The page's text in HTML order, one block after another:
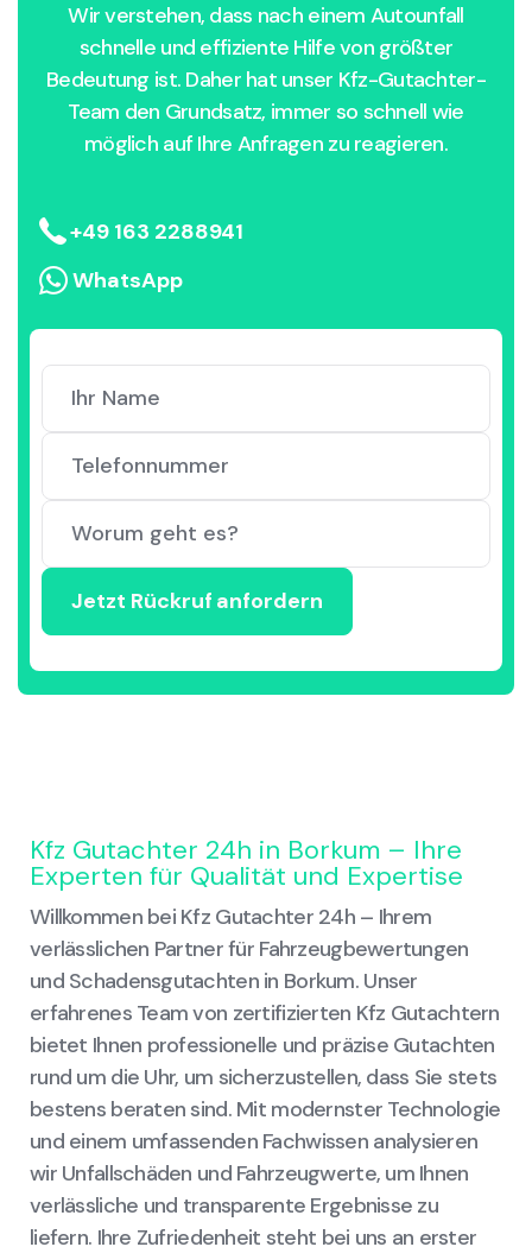
Wir verstehen, dass nach einem Autounfall
schnelle und effiziente Hilfe von größter
Bedeutung ist. Daher hat unser Kfz-Gutachter-
Team den Grundsatz, immer so schnell wie
möglich auf Ihre Anfragen zu reagieren.
+49 163 2288941
WhatsApp
Kfz Gutachter 24h in Borkum – Ihre
Experten für Qualität und Expertise
Willkommen bei Kfz Gutachter 24h – Ihrem
verlässlichen Partner für Fahrzeugbewertungen
und Schadensgutachten in Borkum. Unser
erfahrenes Team von zertifizierten Kfz Gutachtern
bietet Ihnen professionelle und präzise Gutachten
rund um die Uhr, um sicherzustellen, dass Sie stets
bestens beraten sind. Mit modernster Technologie
und einem umfassenden Fachwissen analysieren
wir Unfallschäden und Fahrzeugwerte, um Ihnen
verlässliche und transparente Ergebnisse zu
liefern. Ihre Zufriedenheit steht bei uns an erster